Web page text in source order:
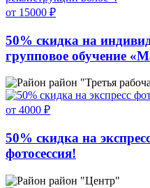
от 15000 ₽
50% скидка на
групповое обучение
район "Третья
от 4000 ₽
50% скидка на
фотосессия!
район "Центр"